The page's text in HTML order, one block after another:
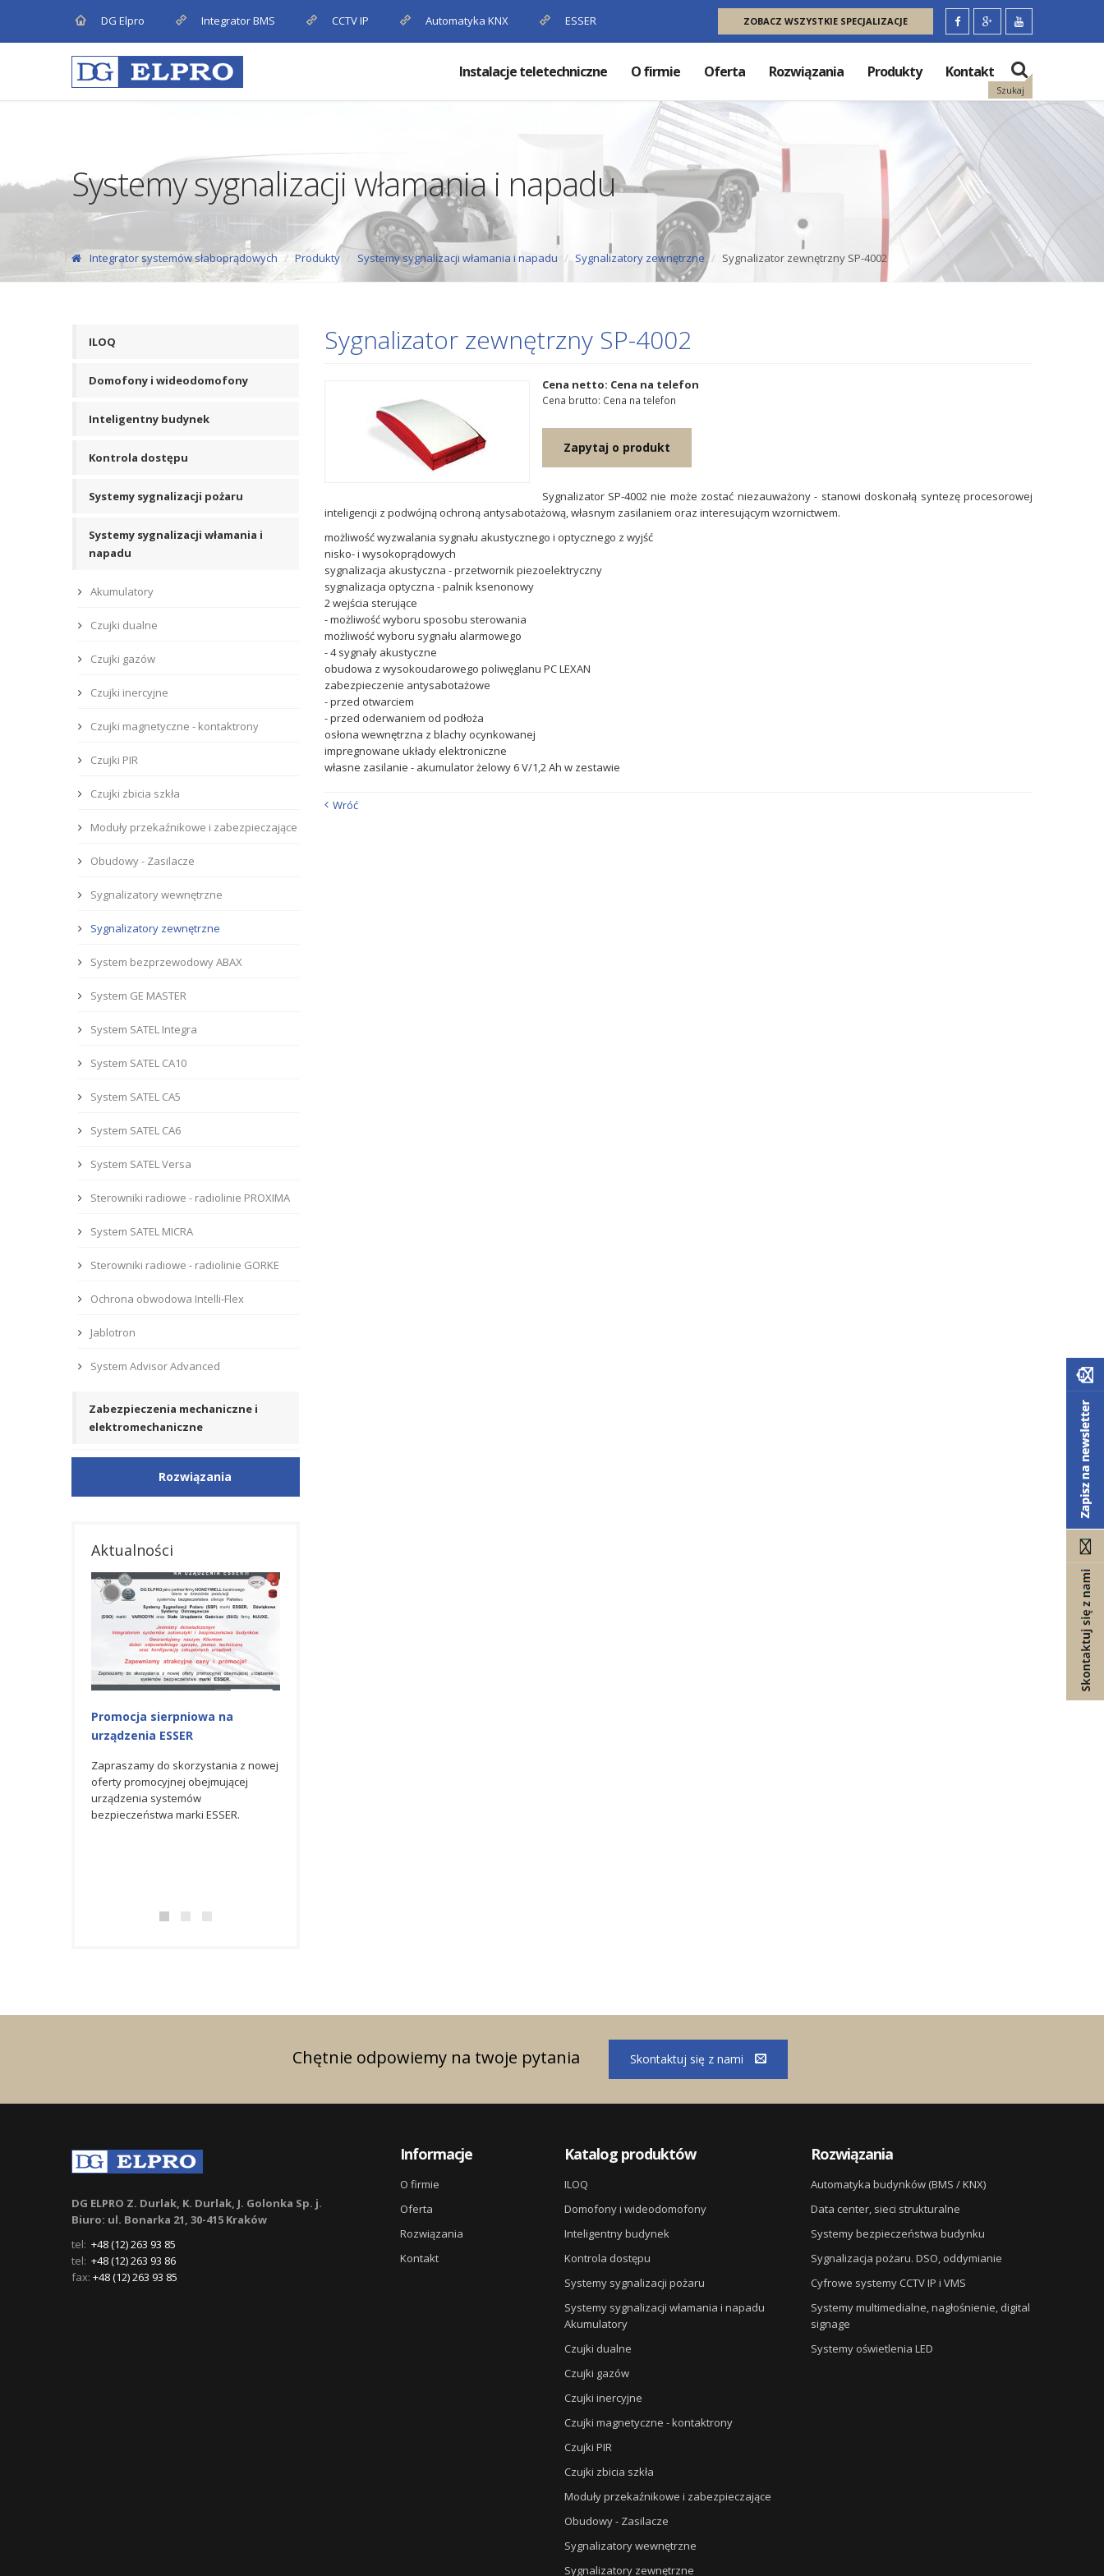
DG Elpro Integrator BMS CCTV IP Automatyka KNX ESSER ZOBACZ WSZYSTKIE SPECJALIZACJE
Szukaj
Instalacje teletechniczne O firmie Oferta Rozwiązania Produkty Kontakt
Systemy sygnalizacji włamania i napadu
Integrator systemów słaboprądowych Produkty Systemy sygnalizacji włamania i napadu Sygnalizatory zewnętrzne Sygnalizator zewnętrzny SP-4002
Sygnalizator zewnętrzny SP-4002
Cena netto: Cena na telefon
Cena brutto: Cena na telefon
Zapytaj o produkt
Sygnalizator SP-4002 nie może zostać niezauważony - stanowi doskonałą syntezę procesorowej
inteligencji z podwójną ochroną antysabotażową, własnym zasilaniem oraz interesującym wzornictwem.
możliwość wyzwalania sygnału akustycznego i optycznego z wyjść
nisko- i wysokoprądowych
sygnalizacja akustyczna - przetwornik piezoelektryczny
sygnalizacja optyczna - palnik ksenonowy
2 wejścia sterujące
- możliwość wyboru sposobu sterowania
możliwość wyboru sygnału alarmowego
- 4 sygnały akustyczne
obudowa z wysokoudarowego poliwęglanu PC LEXAN
zabezpieczenie antysabotażowe
- przed otwarciem
- przed oderwaniem od podłoża
osłona wewnętrzna z blachy ocynkowanej
impregnowane układy elektroniczne
własne zasilanie - akumulator żelowy 6 V/1,2 Ah w zestawie
Wróć
ILOQ
Domofony i wideodomofony
Inteligentny budynek
Kontrola dostępu
Systemy sygnalizacji pożaru
Systemy sygnalizacji włamania i
napadu
Akumulatory
Czujki dualne
Czujki gazów
Czujki inercyjne
Czujki magnetyczne - kontaktrony
Czujki PIR
Czujki zbicia szkła
Moduły przekaźnikowe i zabezpieczające
Obudowy - Zasilacze
Sygnalizatory wewnętrzne
Sygnalizatory zewnętrzne
System bezprzewodowy ABAX
System GE MASTER
System SATEL Integra
System SATEL CA10
System SATEL CA5
System SATEL CA6
System SATEL Versa
Sterowniki radiowe - radiolinie PROXIMA
System SATEL MICRA
Sterowniki radiowe - radiolinie GORKE
Ochrona obwodowa Intelli-Flex
Jablotron
System Advisor Advanced
Zabezpieczenia mechaniczne i
elektromechaniczne
Rozwiązania
Aktualności
Promocja na urządzenia ESSER
Zapraszamy do skorzystania z
czerwcowej oferty promocyjnej
obejmującej urządzenia systemów
bezpieczeństwa marki ESSER.
Chętnie odpowiemy na twoje pytania Skontaktuj się z nami
DG ELPRO Z. Durlak, K. Durlak, J. Golonka Sp. j.
Biuro: ul. Bonarka 21, 30-415 Kraków
tel: +48 (12) 263 93 85
tel: +48 (12) 263 93 86
fax: +48 (12) 263 93 85
Informacje
O firmie
Oferta
Rozwiązania
Kontakt
Katalog produktów
ILOQ
Domofony i wideodomofony
Inteligentny budynek
Kontrola dostępu
Systemy sygnalizacji pożaru
Systemy sygnalizacji włamania i napadu
Akumulatory
Czujki dualne
Czujki gazów
Czujki inercyjne
Czujki magnetyczne - kontaktrony
Czujki PIR
Czujki zbicia szkła
Moduły przekaźnikowe i zabezpieczające
Obudowy - Zasilacze
Sygnalizatory wewnętrzne
Sygnalizatory zewnętrzne
Rozwiązania
Automatyka budynków (BMS / KNX)
Data center, sieci strukturalne
Systemy bezpieczeństwa budynku
Sygnalizacja pożaru. DSO, oddymianie
Cyfrowe systemy CCTV IP i VMS
Systemy multimedialne, nagłośnienie, digital
signage
Systemy oświetlenia LED